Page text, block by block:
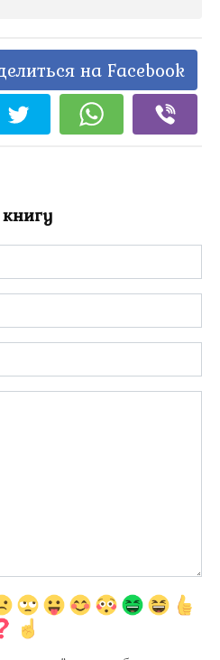
на Facebook